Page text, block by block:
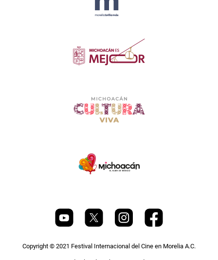
Copyright © 2021 Festival Internacional del Cine en Morelia A.C.